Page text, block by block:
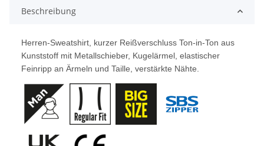
Beschreibung
Herren-Sweatshirt, kurzer Reißverschluss Ton-in-Ton aus
Kunststoff mit Metallschieber, Kugelärmel, elastischer
Feinripp an Ärmeln und Taille, verstärkte Nähte.